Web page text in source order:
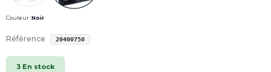
Couleur :Noir
Référence 20400750
3 En stock